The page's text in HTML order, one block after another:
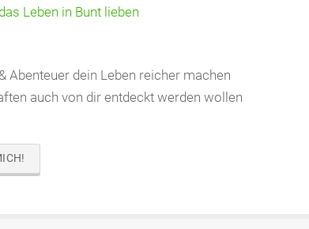
Leben in Bunt lieben
Abenteuer dein Leben reicher machen
auch von dir entdeckt werden wollen